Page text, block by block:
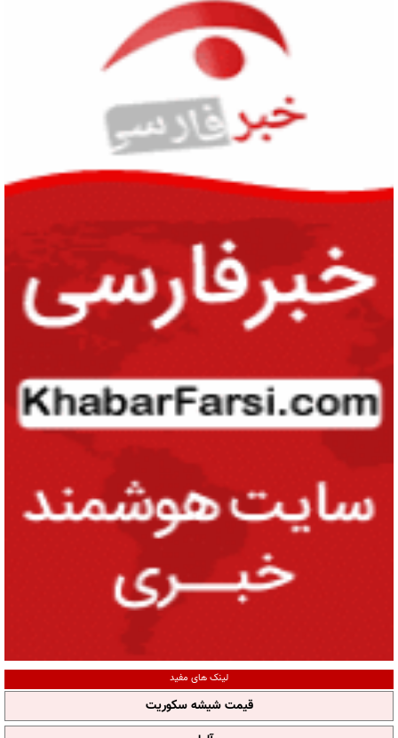
لینک های مفید
قیمت شیشه سکوریت